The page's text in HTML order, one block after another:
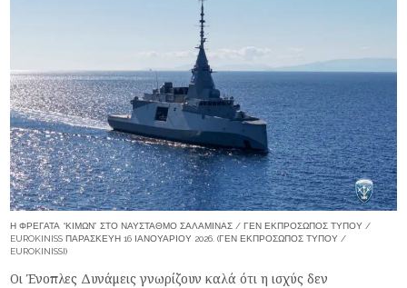
Η ΦΡΕΓΆΤΑ “ΚΊΜΩΝ” ΣΤΟ ΝΑΎΣΤΑΘΜΟ ΣΑΛΑΜΊΝΑΣ / ΓΕΝ ΕΚΠΡΟΣΩΠΟΣ ΤΥΠΟΥ /
EUROKINISS ΠΑΡΑΣΚΕΥΉ 16 ΙΑΝΟΥΑΡΊΟΥ 2026. (ΓΕΝ ΕΚΠΡΟΣΩΠΟΣ ΤΥΠΟΥ /
EUROKINISSI)
Οι Ένοπλες Δυνάμεις γνωρίζουν καλά ότι η ισχύς δεν